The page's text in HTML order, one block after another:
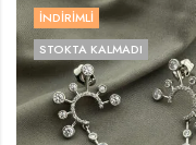
KALMADI